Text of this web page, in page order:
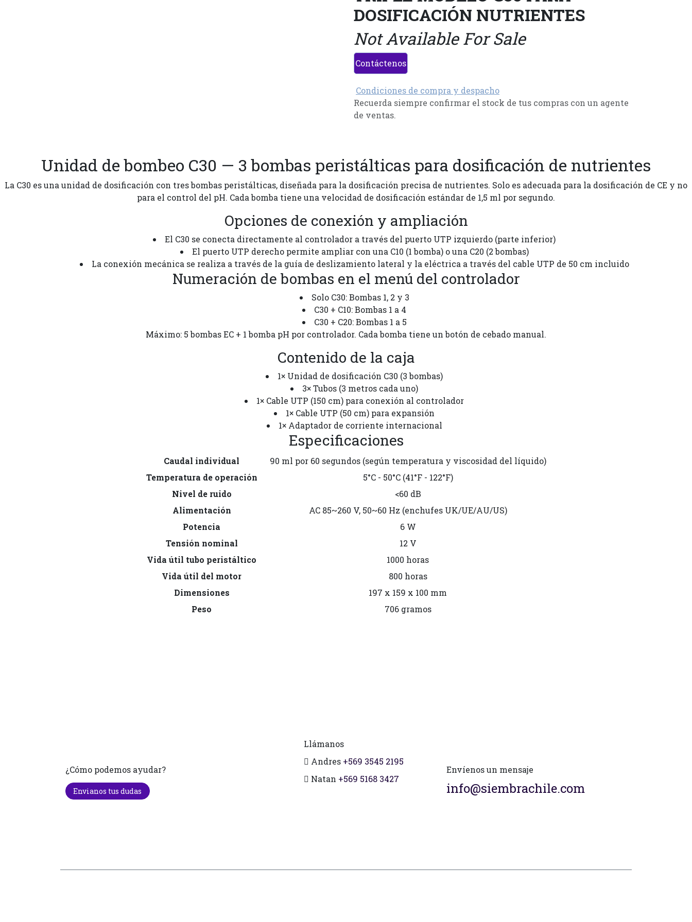
DOSIFICACIÓN NUTRIENTES
Not Available For Sale
Contáctenos
Condiciones de compra y despacho
Recuerda siempre confirmar el stock de tus compras con un agente
de ventas.
Unidad de bombeo C30 — 3 bombas peristálticas para dosificación de nutrientes
La C30 es una unidad de dosificación con tres bombas peristálticas, diseñada para la dosificación precisa de nutrientes. Solo es adecuada para la dosificación de CE y no
para el control del pH. Cada bomba tiene una velocidad de dosificación estándar de 1,5 ml por segundo.
Opciones de conexión y ampliación
El C30 se conecta directamente al controlador a través del puerto UTP izquierdo (parte inferior)
El puerto UTP derecho permite ampliar con una C10 (1 bomba) o una C20 (2 bombas)
La conexión mecánica se realiza a través de la guía de deslizamiento lateral y la eléctrica a través del cable UTP de 50 cm incluido
Numeración de bombas en el menú del controlador
Solo C30: Bombas 1, 2 y 3
C30 + C10: Bombas 1 a 4
C30 + C20: Bombas 1 a 5
Máximo: 5 bombas EC + 1 bomba pH por controlador. Cada bomba tiene un botón de cebado manual.
Contenido de la caja
1× Unidad de dosificación C30 (3 bombas)
3× Tubos (3 metros cada uno)
1× Cable UTP (150 cm) para conexión al controlador
1× Cable UTP (50 cm) para expansión
1× Adaptador de corriente internacional
Especificaciones
Caudal individual
90 ml por 60 segundos (según temperatura y viscosidad del líquido)
Temperatura de operación
5°C - 50°C (41°F - 122°F)
Nivel de ruido
<60 dB
Alimentación
AC 85~260 V, 50~60 Hz (enchufes UK/UE/AU/US)
Potencia
6 W
Tensión nominal
12 V
Vida útil tubo peristáltico
1000 horas
Vida útil del motor
800 horas
Dimensiones
197 x 159 x 100 mm
Peso
706 gramos
¿Cómo podemos ayudar?
Envianos tus dudas
Llámanos
Andres +569 3545 2195
Natan +569 5168 3427
Envíenos un mensaje
info@siembrachile.com